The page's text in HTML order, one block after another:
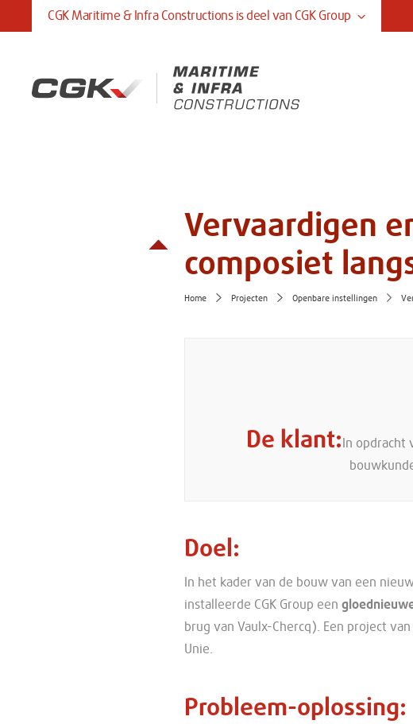
CGK Maritime & Infra Constructions is deel van CGK Group
CGK Chemical Process
Solutions
Vervaardigen
composiet
Home Projecten Openbare instellingen
De klant In opdracht
Doel
In het kader van de bouw van een
installeerde CGK Group een
brug van Vaulx-Chercq). Een project van
Unie.
Probleem-oplossing